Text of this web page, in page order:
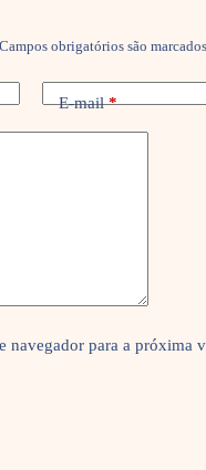
Campos obrigatórios são
E-mail*
navegador para a próxima